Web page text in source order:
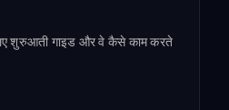
शुरुआती गाइड और वे कैसे काम करते